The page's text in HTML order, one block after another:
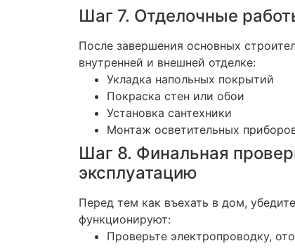
Шаг 7. Отделочные
После завершения основных
внутренней и внешней отделке:
Укладка напольных покрытий
Покраска стен или обои
Установка сантехники
Монтаж осветительных
Шаг 8. Финальная
эксплуатацию
Перед тем как въехать в дом,
функционируют:
Проверьте электропроводку,